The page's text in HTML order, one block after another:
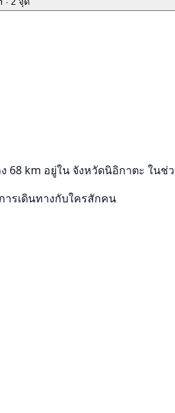
68 km อยู่ใน จังหวัดนิอิกาตะ ใน
ารเดินทางกับใครสักคน